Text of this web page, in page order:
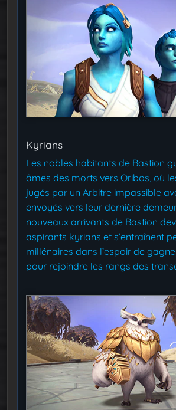
Kyrians
Les nobles habitants de Bastion
âmes des morts vers Oribos, où
jugés par un Arbitre impassible
envoyés vers leur dernière
nouveaux arrivants de Bastion
aspirants kyrians et s’entraînent
millénaires dans l’espoir de
pour rejoindre les rangs des